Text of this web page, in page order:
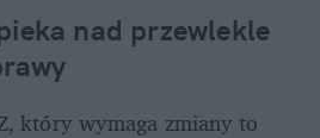
nad przewlekle
który wymaga zmiany to